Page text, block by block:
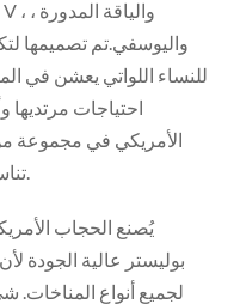
واليوسفي.تم تصميمها
للنساء اللواتي يعشن في
احتياجات مرتديها
الأمريكي في مجموعة
يُصنع الحجاب
بوليستر عالية الجودة
لجميع أنواع